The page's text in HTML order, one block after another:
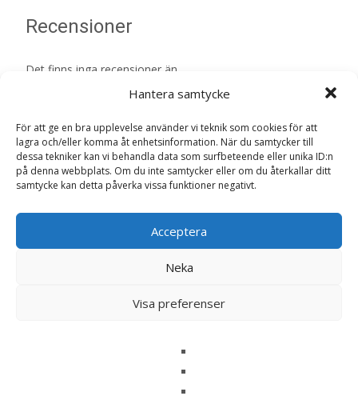
Hantera samtycke
För att ge en bra upplevelse använder vi teknik som cookies för att
lagra och/eller komma åt enhetsinformation. När du samtycker till
dessa tekniker kan vi behandla data som surfbeteende eller unika ID:n
på denna webbplats. Om du inte samtycker eller om du återkallar ditt
samtycke kan detta påverka vissa funktioner negativt.
Acceptera
Neka
Visa preferenser
Recensioner
Det finns inga recensioner än.
Bli först med att recensera ”Giant Starter
Adult Torrfoder för hund – 15 kg – Royal
Canin”
Din e-postadress kommer inte publiceras. Obligatoriska fält
är märkta *
Ditt betyg*